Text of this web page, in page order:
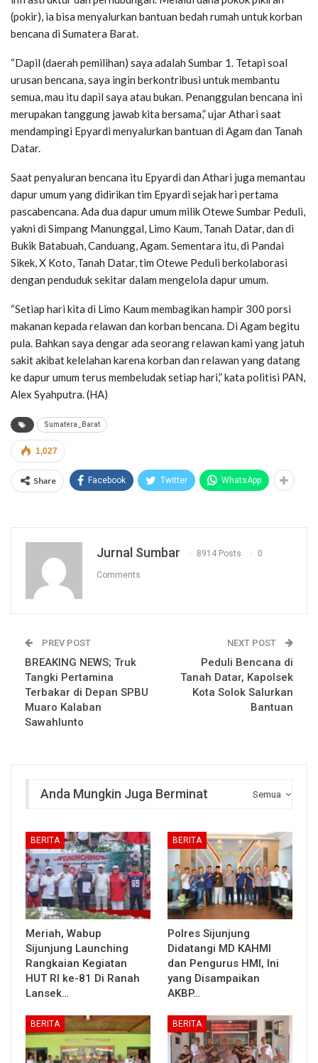
(pokir), ia bisa menyalurkan bantuan bedah rumah untuk korban
bencana di Sumatera Barat.
“Dapil (daerah pemilihan) saya adalah Sumbar 1. Tetapi soal
urusan bencana, saya ingin berkontribusi untuk membantu
semua, mau itu dapil saya atau bukan. Penanggulan bencana ini
merupakan tanggung jawab kita bersama,” ujar Athari saat
mendampingi Epyardi menyalurkan bantuan di Agam dan Tanah
Datar.
Saat penyaluran bencana itu Epyardi dan Athari juga memantau
dapur umum yang didirikan tim Epyardi sejak hari pertama
pascabencana. Ada dua dapur umum milik Otewe Sumbar Peduli,
yakni di Simpang Manunggal, Limo Kaum, Tanah Datar, dan di
Bukik Batabuah, Canduang, Agam. Sementara itu, di Pandai
Sikek, X Koto, Tanah Datar, tim Otewe Peduli berkolaborasi
dengan penduduk sekitar dalam mengelola dapur umum.
“Setiap hari kita di Limo Kaum membagikan hampir 300 porsi
makanan kepada relawan dan korban bencana. Di Agam begitu
pula. Bahkan saya dengar ada seorang relawan kami yang jatuh
sakit akibat kelelahan karena korban dan relawan yang datang
ke dapur umum terus membeludak setiap hari,” kata politisi PAN,
Alex Syahputra. (HA)
Sumatera_Barat
1,027
Share Facebook Twitter WhatsApp
Jurnal Sumbar 8914 Posts 0
Comments
PREV POST
BREAKING NEWS; Truk
Tangki Pertamina
Terbakar di Depan SPBU
Muaro Kalaban
Sawahlunto
NEXT POST
Peduli Bencana di
Tanah Datar, Kapolsek
Kota Solok Salurkan
Bantuan
Semua
Anda Mungkin Juga Berminat
BERITA
Meriah, Wabup
Sijunjung Launching
Rangkaian Kegiatan
HUT RI ke-81 Di Ranah
Lansek…
BERITA
Polres Sijunjung
Didatangi MD KAHMI
dan Pengurus HMI, Ini
yang Disampaikan
AKBP…
BERITA BERITA